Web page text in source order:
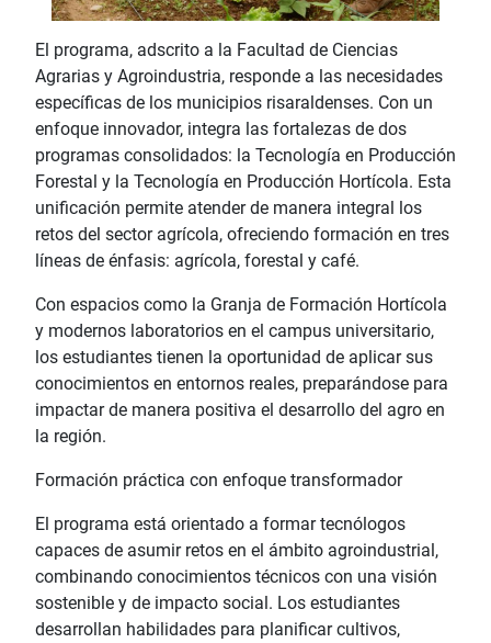
El programa, adscrito a la Facultad de Ciencias
Agrarias y Agroindustria, responde a las necesidades
específicas de los municipios risaraldenses. Con un
enfoque innovador, integra las fortalezas de dos
programas consolidados: la Tecnología en Producción
Forestal y la Tecnología en Producción Hortícola. Esta
unificación permite atender de manera integral los
retos del sector agrícola, ofreciendo formación en tres
líneas de énfasis: agrícola, forestal y café.
Con espacios como la Granja de Formación Hortícola
y modernos laboratorios en el campus universitario,
los estudiantes tienen la oportunidad de aplicar sus
conocimientos en entornos reales, preparándose para
impactar de manera positiva el desarrollo del agro en
la región.
Formación práctica con enfoque transformador
El programa está orientado a formar tecnólogos
capaces de asumir retos en el ámbito agroindustrial,
combinando conocimientos técnicos con una visión
sostenible y de impacto social. Los estudiantes
desarrollan habilidades para planificar cultivos,